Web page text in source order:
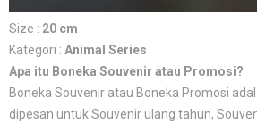
Size : 20 cm
Kategori : Animal Series
Apa itu Boneka Souvenir atau Promosi?
Boneka Souvenir atau Boneka Promosi
dipesan untuk Souvenir ulang tahun,